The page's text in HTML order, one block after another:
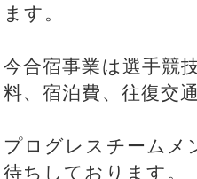
ます。
今合宿事業は選手競
料、宿泊費、往復交
プログレスチームメ
待ちしております。